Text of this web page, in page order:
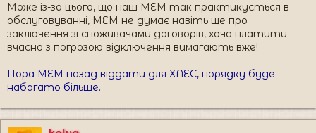
Може із-за цього, що наш МЕМ так практикується в
обслуговуванні, МЕМ не думає навіть ще про
заключення зі споживачами договорів, хоча платити
вчасно з погрозою відключення вимагають вже!
Пора МЕМ назад віддати для ХАЕС, порядку буде
набагато більше.